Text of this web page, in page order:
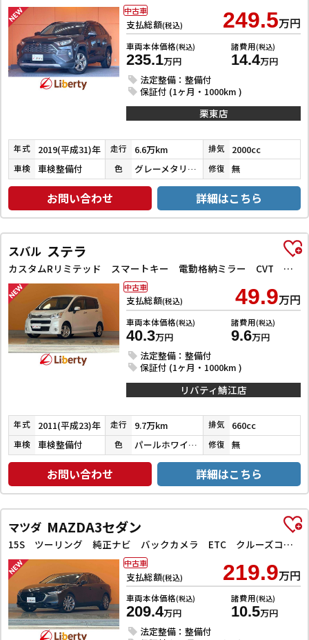
支払総額(税込) 249.5万円
車両本体価格(税込)
235.1万円
諸費用(税込)
14.4万円
法定整備：整備付
保証付 (1ヶ月・1000km )
中古車
栗東店
年式 2019(平成31)年 走行 6.6万km 排気 2000cc
車検 車検整備付 色 グレーメタリック 修復 無
お問い合わせ 詳細はこちら
スバル ステラ
カスタムRリミテッド スマートキー 電動格納ミラー CVT 盗難防止システム ABS CD ミュージックプレイヤー接続可 アルミホイール エアコン パワーステアリング パワーウィンドウ
支払総額(税込) 49.9万円
車両本体価格(税込)
40.3万円
諸費用(税込)
9.6万円
法定整備：整備付
保証付 (1ヶ月・1000km )
中古車
リバティ鯖江店
年式 2011(平成23)年 走行 9.7万km 排気 660cc
車検 車検整備付 色 パールホワイトⅢ 修復 無
お問い合わせ 詳細はこちら
マツダ MAZDA3セダン
15S ツーリング 純正ナビ バックカメラ ETC クルーズコントロール 衝突被害軽減ブレーキ 純正アルミホイール 電動リアゲート スマートキー 電動格納ドアミラー ステアリングリモコン アイドリングストップ
支払総額(税込) 219.9万円
車両本体価格(税込)
209.4万円
諸費用(税込)
10.5万円
法定整備：整備付
中古車